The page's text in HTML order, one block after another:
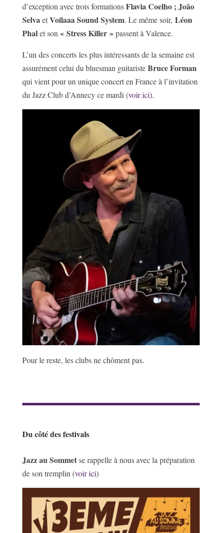
d’exception avec trois formationsFlavia Coelho ;João
Selva etVoilaaa Sound System. Le même soir, Léon
Phalet son « Stress Killer »passent à Valence.
L’un des concerts les plus intéressants de la semaine est
assurément celui du bluesman guitaristeBruce Forman
qui vient pour un unique concert en France à l’invitation
du Jazz Club d’Annecy ce mardi (voir ici).
Pour le reste, les clubs ne chôment pas.
Du côté des festivals
Jazz au Sommetse rappelle à nous avec la préparation
de son tremplin (voir ici)